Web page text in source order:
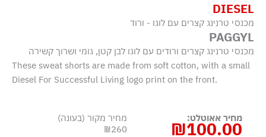
DIESEL
מכנסי טרנינג קצרים עם לוגו - ורוד
PAGGYL
מכנסי טרנינג קצרים ורודים עם לוגו לבן קטן, גומי ושרוך קשירה
These sweat shorts are made from soft cotton, with a small
Diesel For Successful Living logo print on the front.
מחיר אאוטלט:
₪100.00
מחיר מקור (בעונה)
₪260